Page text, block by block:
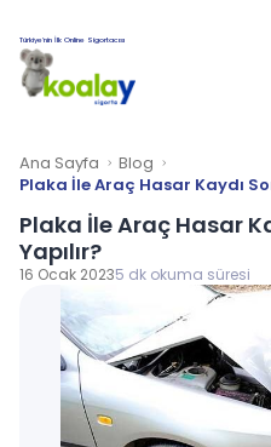
Türkiye’nin İlk Online Sigortacısı
Ana Sayfa
Blog
Plaka İle Araç Hasar Kaydı
Plaka İle Araç Hasar
Yapılır?
16 Ocak 20235 dk okuma süresi